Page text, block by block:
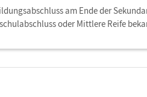
am Ende der
oder Mittlere Reife